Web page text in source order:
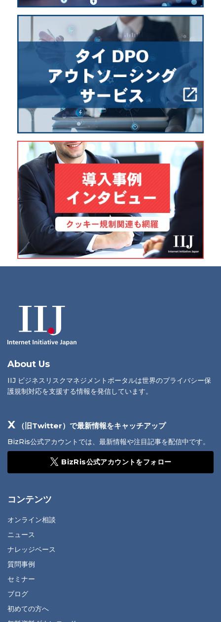
About Us
IIJ ビジネスリスクマネジメントポータルは世界のプライバシー保
護規制対応を支援する情報を発信しています。
X （旧Twitter）で最新情報をキャッチアップ
BizRis公式アカウントでは、最新情報や注目記事を配信中です。
BizRis公式アカウントをフォロー
コンテンツ
オンライン相談
ニュース
ナレッジベース
質問事例
セミナー
ブログ
初めての方へ